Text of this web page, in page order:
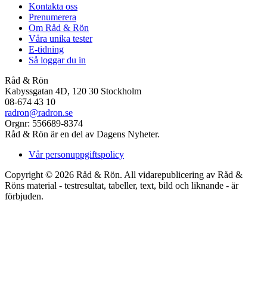
Kontakta oss
Prenumerera
Om Råd & Rön
Våra unika tester
E-tidning
Så loggar du in
Råd & Rön
Kabyssgatan 4D, 120 30 Stockholm
08-674 43 10
radron@radron.se
Orgnr: 556689-8374
Råd & Rön är en del av Dagens Nyheter.
Vår personuppgiftspolicy
Copyright © 2026 Råd & Rön. All vidarepublicering av Råd &
Röns material - testresultat, tabeller, text, bild och liknande - är
förbjuden.